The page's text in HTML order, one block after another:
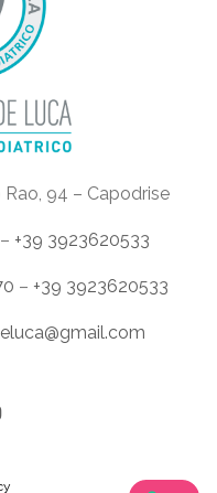
94 – Capodrise
– +39 3923620533
– +39 3923620533